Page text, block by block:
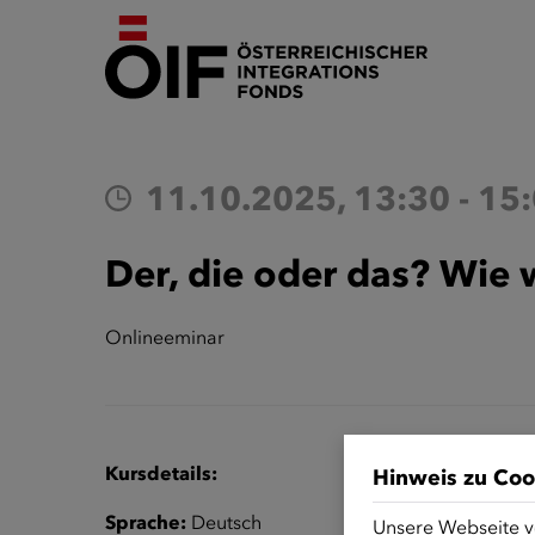
11.10.2025, 13:30 -
Der, die oder das?
Onlineeminar
Kursdetails:
Sprache: Deutsch
Hinweis zu
Unsere Webseite